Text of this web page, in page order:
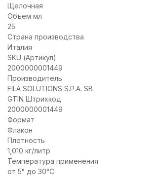
Щелочная
Объем мл
25
Страна производства
Италия
SKU (Артикул)
2000000001449
Производитель
FILA SOLUTIONS S.P.A. SB
GTIN Штрихкод
2000000001449
Формат
Флакон
Плотность
1,010 кг/литр
Температура применения
от 5° до 30°C